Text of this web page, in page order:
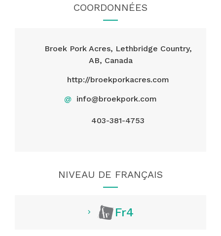
COORDONNÉES
Broek Pork Acres, Lethbridge Country,
AB, Canada
http://broekporkacres.com
@ info@broekpork.com
403-381-4753
NIVEAU DE FRANÇAIS
Fr4